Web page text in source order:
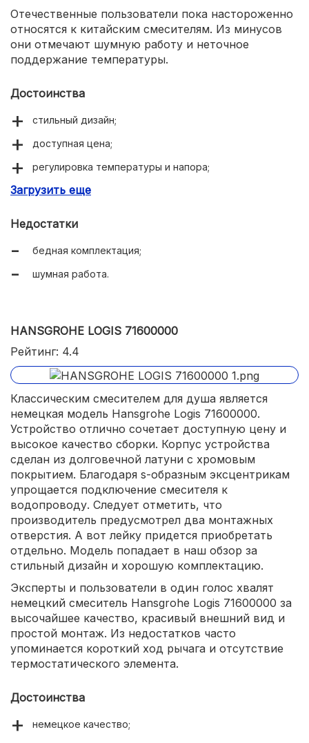
Отечественные пользователи пока настороженно
относятся к китайским смесителям. Из минусов
они отмечают шумную работу и неточное
поддержание температуры.
Достоинства
стильный дизайн;
доступная цена;
регулировка температуры и напора;
удобное управление.
Загрузить еще
Недостатки
бедная комплектация;
шумная работа.
HANSGROHE LOGIS 71600000
Рейтинг: 4.4
Классическим смесителем для душа является
немецкая модель Hansgrohe Logis 71600000.
Устройство отлично сочетает доступную цену и
высокое качество сборки. Корпус устройства
сделан из долговечной латуни с хромовым
покрытием. Благодаря s-образным эксцентрикам
упрощается подключение смесителя к
водопроводу. Следует отметить, что
производитель предусмотрел два монтажных
отверстия. А вот лейку придется приобретать
отдельно. Модель попадает в наш обзор за
стильный дизайн и хорошую комплектацию.
Эксперты и пользователи в один голос хвалят
немецкий смеситель Hansgrohe Logis 71600000 за
высочайшее качество, красивый внешний вид и
простой монтаж. Из недостатков часто
упоминается короткий ход рычага и отсутствие
термостатического элемента.
Достоинства
немецкое качество;